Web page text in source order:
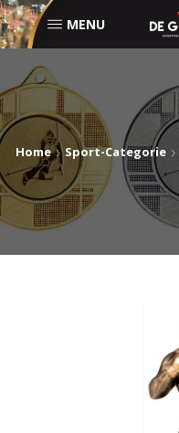
MENU
Home Sport-Categorie